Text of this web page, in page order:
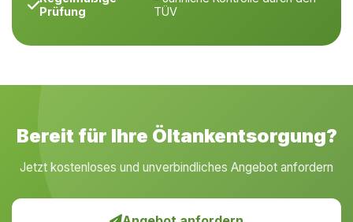
Prüfung
TÜV
Bereit für Ihre Öltankentsorgung?
Jetzt kostenloses und unverbindliches Angebot anfordern